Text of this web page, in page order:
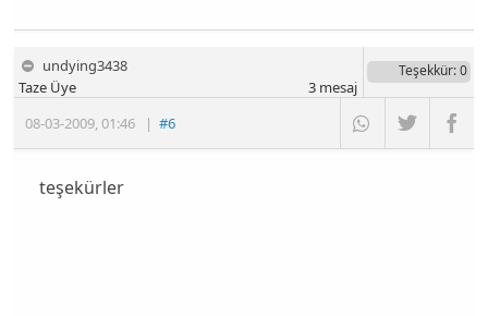
undying3438
08-03-2009,01:46 |#6
Taze Üye
Teşekkür: 0
3mesaj
teşekürler